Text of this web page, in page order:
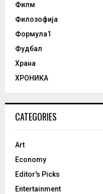
Филм
Филозофија
Формула1
Фудбал
Храна
ХРОНИКА
CATEGORIES
Art
Economy
Editor's Picks
Entertainment